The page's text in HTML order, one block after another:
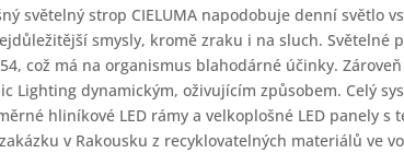
světelný strop CIELUMA napodobuje denní světlo
smysly, kromě zraku i na sluch.
což má na organismus blahodárné účinky.
Lighting dynamickým, oživujícím způsobem. Celý
hliníkové LED rámy a velkoplošné LED panely
v Rakousku z recyklovatelných materiálů ve